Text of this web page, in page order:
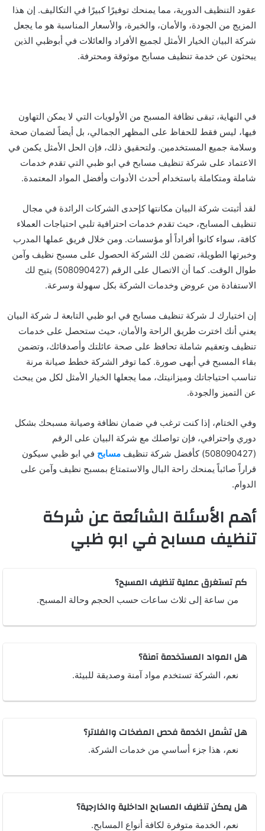
عقود التنظيف الدورية، مما يمنحك توفيرًا كبيرًا في التكاليف. إن هذا
المزيج من الجودة، والأمان، والخبرة، والأسعار المناسبة هو ما يجعل
شركة البيان الخيار الأمثل لجميع الأفراد والعائلات في أبوظبي الذين
يبحثون عن خدمة تنظيف مسابح موثوقة ومحترفة.
في النهاية، تبقى نظافة المسبح من الأولويات التي لا يمكن التهاون
فيها، ليس فقط للحفاظ على المظهر الجمالي، بل أيضاً لضمان صحة
وسلامة جميع المستخدمين. ولتحقيق ذلك، فإن الحل الأمثل يكمن في
الاعتماد على شركة تنظيف مسابح في ابو ظبي التي تقدم خدمات
شاملة ومتكاملة باستخدام أحدث الأدوات وأفضل المواد المعتمدة.
لقد أثبتت شركة البيان مكانتها كإحدى الشركات الرائدة في مجال
تنظيف المسابح، حيث تقدم خدمات احترافية تلبي احتياجات العملاء
كافة، سواء كانوا أفراداً أو مؤسسات. ومن خلال فريق عملها المدرب
وخبرتها الطويلة، تضمن لك الشركة الحصول على مسبح نظيف وآمن
طوال الوقت. كما أن الاتصال على الرقم (508090427) يتيح لك
الاستفادة من عروض وخدمات الشركة بكل سهولة وسرعة.
إن اختيارك لـ شركة تنظيف مسابح في ابو ظبي التابعة لـ شركة البيان
يعني أنك اخترت طريق الراحة والأمان، حيث ستحصل على خدمات
تنظيف وتعقيم شاملة تحافظ على صحة عائلتك وأصدقائك، وتضمن
بقاء المسبح في أبهى صورة. كما توفر الشركة خطط صيانة مرنة
تناسب احتياجاتك وميزانيتك، مما يجعلها الخيار الأمثل لكل من يبحث
عن التميز والجودة.
وفي الختام، إذا كنت ترغب في ضمان نظافة وصيانة مسبحك بشكل
دوري واحترافي، فإن تواصلك مع شركة البيان على الرقم
(508090427) كأفضل شركة تنظيف
مسابح في ابو ظبي سيكون
قراراً صائباً يمنحك راحة البال والاستمتاع بمسبح نظيف وآمن على
الدوام.
أهم الأسئلة الشائعة عن شركة
تنظيف مسابح في ابو ظبي
كم تستغرق عملية تنظيف المسبح؟
من ساعة إلى ثلاث ساعات حسب الحجم وحالة المسبح.
هل المواد المستخدمة آمنة؟
نعم، الشركة تستخدم مواد آمنة وصديقة للبيئة.
هل تشمل الخدمة فحص المضخات والفلاتر؟
نعم، هذا جزء أساسي من خدمات الشركة.
هل يمكن تنظيف المسابح الداخلية والخارجية؟
نعم، الخدمة متوفرة لكافة أنواع المسابح.